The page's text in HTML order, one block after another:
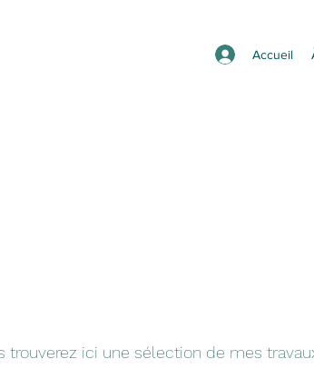
Accueil
trouverez ici une sélection de mes